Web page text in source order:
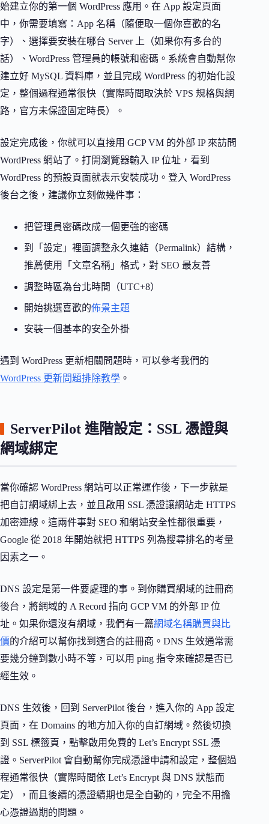
始建立你的第一個 WordPress 應用。在 App 設定頁面
中，你需要填寫：App 名稱（隨便取一個你喜歡的名
字）、選擇要安裝在哪台 Server 上（如果你有多台的
話）、WordPress 管理員的帳號和密碼。系統會自動幫你
建立好 MySQL 資料庫，並且完成 WordPress 的初始化設
定，整個過程通常很快（實際時間取決於 VPS 規格與網
路，官方未保證固定時長）。
設定完成後，你就可以直接用 GCP VM 的外部 IP 來訪問
WordPress 網站了。打開瀏覽器輸入 IP 位址，看到
WordPress 的預設頁面就表示安裝成功。登入 WordPress
後台之後，建議你立刻做幾件事：
把管理員密碼改成一個更強的密碼
到「設定」裡面調整永久連結（Permalink）結構，
推薦使用「文章名稱」格式，對 SEO 最友善
調整時區為台北時間（UTC+8）
開始挑選喜歡的佈景主題
安裝一個基本的安全外掛
遇到 WordPress 更新相關問題時，可以參考我們的
WordPress 更新問題排除教學 。
ServerPilot 進階設定：SSL 憑證與
網域綁定
當你確認 WordPress 網站可以正常運作後，下一步就是
把自訂網域綁上去，並且啟用 SSL 憑證讓網站走 HTTPS
加密連線。這兩件事對 SEO 和網站安全性都很重要，
Google 從 2018 年開始就把 HTTPS 列為搜尋排名的考量
因素之一。
DNS 設定是第一件要處理的事。到你購買網域的註冊商
後台，將網域的 A Record 指向 GCP VM 的外部 IP 位
址。如果你還沒有網域，我們有一篇網域名稱購買與比
價的介紹可以幫你找到適合的註冊商。DNS 生效通常需
要幾分鐘到數小時不等，可以用 ping 指令來確認是否已
經生效。
DNS 生效後，回到 ServerPilot 後台，進入你的 App 設定
頁面，在 Domains 的地方加入你的自訂網域。然後切換
到 SSL 標籤頁，點擊啟用免費的 Let’s Encrypt SSL 憑
證。ServerPilot 會自動幫你完成憑證申請和設定，整個過
程通常很快（實際時間依 Let’s Encrypt 與 DNS 狀態而
定），而且後續的憑證續期也是全自動的，完全不用擔
心憑證過期的問題。